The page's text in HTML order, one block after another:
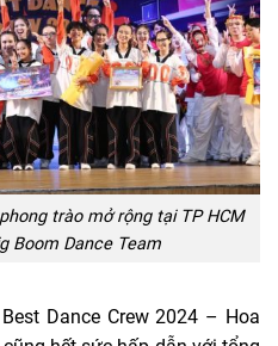
trào mở rộng tại TP HCM
Boom Dance Team
Dance Crew 2024 – Hoa